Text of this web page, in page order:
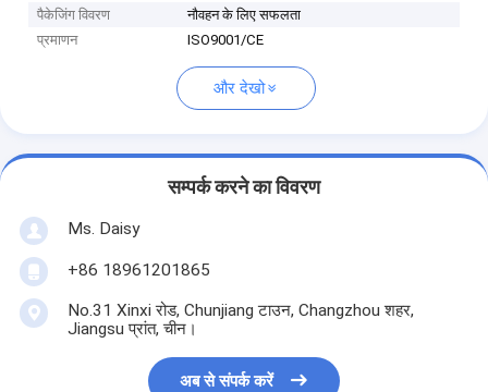
पैकेजिंग विवरण
नौवहन के लिए सफलता
प्रमाणन
ISO9001/CE
और देखो
सम्पर्क करने का विवरण
Ms. Daisy
+86 18961201865
No.31 Xinxi रोड, Chunjiang टाउन, Changzhou शहर,
Jiangsu प्रांत, चीन।
अब से संपर्क करें